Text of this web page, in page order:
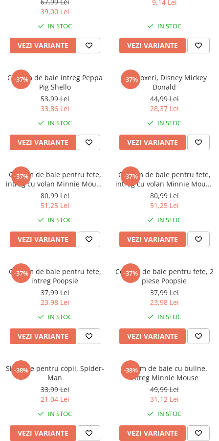
Cry Babies
Wonder Woman
The Grinch
FLAMINGO
Incaltaminte fete
Ghete si cizme fete
Pantofi fete
Pantofi sport fete
Sandale fete
39,00 Lei
IN STOC
VEZI VARIANTE
9,14 Lei
IN STOC
VEZI VARIANTE
-37%
Costum de baie intreg Peppa
Pig Shello
53,99 Lei
33,86 Lei
IN STOC
VEZI VARIANTE
-37%
Slip boxeri, Disney Mickey
Donald
44,99 Lei
28,37 Lei
IN STOC
VEZI VARIANTE
-37%
Costum de baie pentru fete,
intreg cu volan Minnie Mouse
Disney
80,99 Lei
51,25 Lei
IN STOC
VEZI VARIANTE
-37%
Costum de baie pentru fete,
intreg cu volan Minnie Mouse
Love
80,99 Lei
51,25 Lei
IN STOC
VEZI VARIANTE
-37%
Costum de baie pentru fete,
intreg Poopsie
37,99 Lei
23,98 Lei
IN STOC
VEZI VARIANTE
-37%
Costum de baie pentru fete, 2
piese Poopsie
37,99 Lei
23,98 Lei
IN STOC
VEZI VARIANTE
-38%
Slip baie pentru copii, Spider-
Man
33,99 Lei
21,04 Lei
IN STOC
VEZI VARIANTE
-38%
Costum de baie cu buline,
intreg Minnie Mouse
49,99 Lei
31,12 Lei
IN STOC
VEZI VARIANTE